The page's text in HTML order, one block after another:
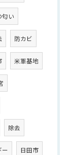
匂い
防カビ
米軍基地
除去
ー 日田市